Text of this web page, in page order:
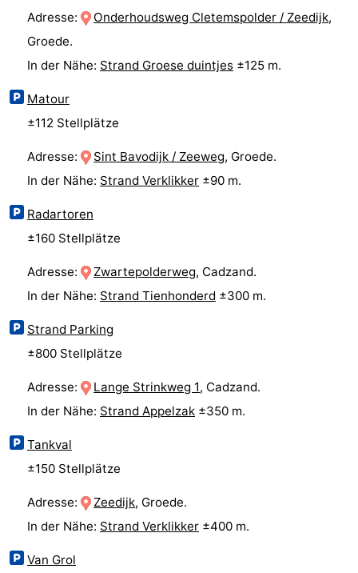
Breskens
Sluis
Cadzand
-
Het
Zwin
Westflandern
-
Brügge
Gent
Die
Knokke-
Heist
Zeebrugge
Wenduine
Kontakt
Adresse: Onderhoudsweg Cletemspolder / Zeedijk,
Groede.
In der Nähe: Strand Groese duintjes ±125 m.
Matour
±112 Stellplätze
Adresse: Sint Bavodijk / Zeeweg, Groede.
In der Nähe: Strand Verklikker ±90 m.
Radartoren
±160 Stellplätze
Adresse: Zwartepolderweg, Cadzand.
In der Nähe: Strand Tienhonderd ±300 m.
Strand Parking
±800 Stellplätze
Adresse: Lange Strinkweg 1, Cadzand.
In der Nähe: Strand Appelzak ±350 m.
Tankval
±150 Stellplätze
Adresse: Zeedijk, Groede.
In der Nähe: Strand Verklikker ±400 m.
Van Grol